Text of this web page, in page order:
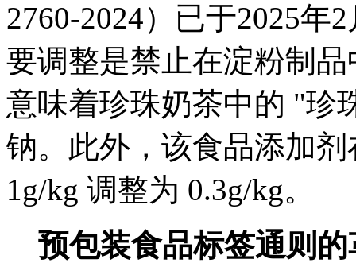
2760-2024）已于2025年
要调整是禁止在淀粉制
意味着珍珠奶茶中的 "珍
钠。此外，该食品添加
1g/kg 调整为 0.3g/kg。
预包装食品标签通则